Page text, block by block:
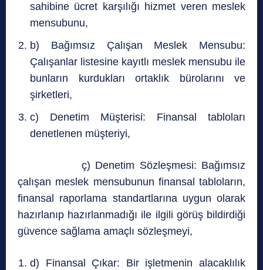
sahibine ücret karşılığı hizmet veren meslek
mensubunu,
b) Bağımsız Çalışan Meslek Mensubu:
Çalışanlar listesine kayıtlı meslek mensubu ile
bunların kurdukları ortaklık bürolarını ve
şirketleri,
c) Denetim Müşterisi: Finansal tabloları
denetlenen müşteriyi,
ç) Denetim Sözleşmesi: Bağımsız
çalışan meslek mensubunun finansal tabloların,
finansal raporlama standartlarına uygun olarak
hazırlanıp hazırlanmadığı ile ilgili görüş bildirdiği
güvence sağlama amaçlı sözleşmeyi,
d) Finansal Çıkar: Bir işletmenin alacaklılık